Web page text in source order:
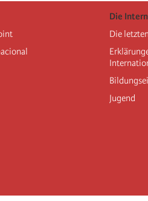
Die
Die
Jugend